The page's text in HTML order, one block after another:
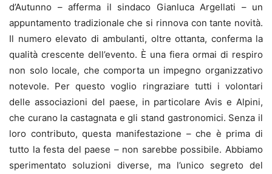
d’Autunno – afferma il sindaco Gianluca Argellati – un
appuntamento tradizionale che si rinnova con tante novità.
Il numero elevato di ambulanti, oltre ottanta, conferma la
qualità crescente dell’evento. È una fiera ormai di respiro
non solo locale, che comporta un impegno organizzativo
notevole. Per questo voglio ringraziare tutti i volontari
delle associazioni del paese, in particolare Avis e Alpini,
che curano la castagnata e gli stand gastronomici. Senza il
loro contributo, questa manifestazione – che è prima di
tutto la festa del paese – non sarebbe possibile. Abbiamo
sperimentato soluzioni diverse, ma l’unico segreto del